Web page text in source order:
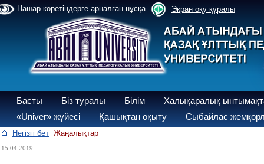
Нашар көретіндерге арналған нұсқа Экран оқу құралы
Басты Біз туралы Білім
Халықаралық
«Univer» жүйесі
Қашықтан оқыту Сыбайлас
Негізгі бет Жаңалықтар
15.04.2019